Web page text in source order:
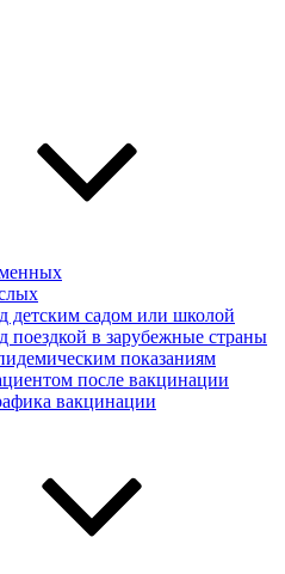
детским садом или школой
поездкой в зарубежные страны
показаниям
после вакцинации
вакцинации